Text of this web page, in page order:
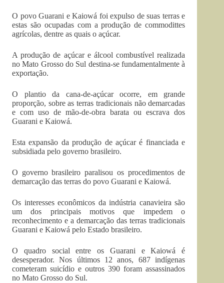
O povo Guarani e Kaiowá foi expulso de suas terras e
estas são ocupadas com a produção de commodittes
agrícolas, dentre as quais o açúcar.
A produção de açúcar e álcool combustível realizada
no Mato Grosso do Sul destina-se fundamentalmente à
exportação.
O plantio da cana-de-açúcar ocorre, em grande
proporção, sobre as terras tradicionais não demarcadas
e com uso de mão-de-obra barata ou escrava dos
Guarani e Kaiowá.
Esta expansão da produção de açúcar é financiada e
subsidiada pelo governo brasileiro.
O governo brasileiro paralisou os procedimentos de
demarcação das terras do povo Guarani e Kaiowá.
Os interesses econômicos da indústria canavieira são
um dos principais motivos que impedem o
reconhecimento e a demarcação das terras tradicionais
Guarani e Kaiowá pelo Estado brasileiro.
O quadro social entre os Guarani e Kaiowá é
desesperador. Nos últimos 12 anos, 687 indígenas
cometeram suicídio e outros 390 foram assassinados
no Mato Grosso do Sul.